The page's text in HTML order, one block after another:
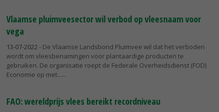
Vlaamse pluimveesector wil verbod op vleesnaam voor
vega
13-07-2022 - De Vlaamse Landsbond Pluimvee wil dat het verboden
wordt om vleesbenamingen voor plantaardige producten te
gebruiken. De organisatie roept de Federale Overheidsdienst (FOD)
Economie op met...
FAO: wereldprijs vlees bereikt recordniveau